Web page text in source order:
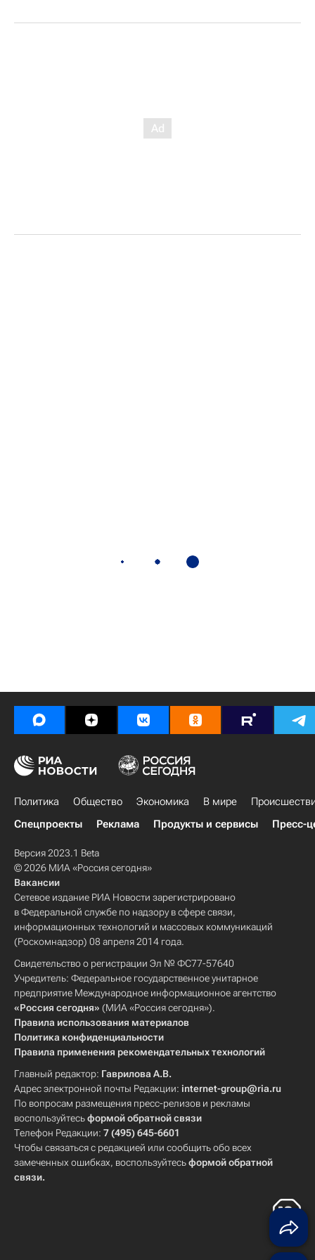
Политика Общество Экономика В мире
Спецпроекты
Реклама Продукты и сервисы Пресс-
Версия 2023.1 Beta
© 2026 МИА «Россия сегодня»
Вакансии
Сетевое издание РИА Новости зарегистрировано
в Федеральной службе по надзору в сфере связи,
информационных технологий и массовых коммуникаций
(Роскомнадзор) 08 апреля 2014 года.
Свидетельство о регистрации Эл № ФС77-57640
Учредитель: Федеральное государственное унитарное
предприятие Международное информационное агентство
«Россия сегодня» (МИА «Россия сегодня»).
Правила использования материалов
Политика конфиденциальности
Правила применения рекомендательных технологий
Главный редактор: Гаврилова А.В.
Адрес электронной почты Редакции: internet-group@ria.ru
По вопросам размещения пресс-релизов и рекламы
воспользуйтесьформой обратной связи
Телефон Редакции: 7 (495) 645-6601
Чтобы связаться с редакцией или сообщить обо всех
замеченных ошибках, воспользуйтесьформой обратной
связи.